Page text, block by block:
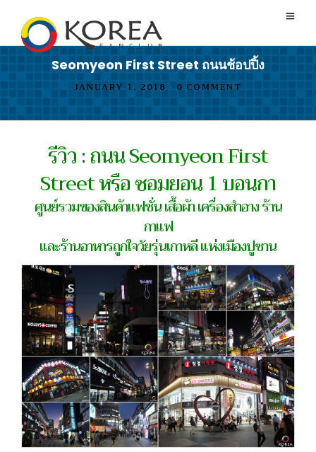
Seomyeon First Street ถนนช้อปปิ้ง
JANUARY 1, 2018 • 0 COMMENT
รีวิว : ถนน Seomyeon First
Street หรือ ซอมยอน 1 บอนกา
ศูนย์รวมของสินค้าแฟชั่น เสื้อผ้า เครื่องสำอาง ร้าน
กาแฟ
และร้านอาหารถูกใจวัยรุ่นเกาหลี แห่งเมืองปูซาน